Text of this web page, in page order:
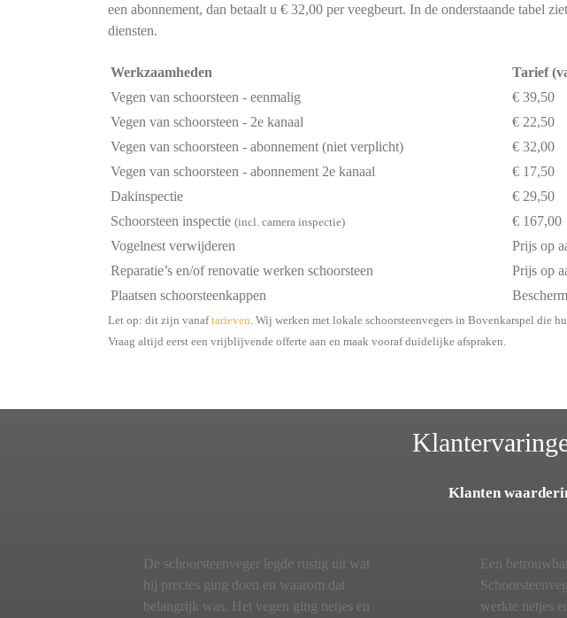
een abonnement, dan betaalt u € 32,00 per veegbeurt. In de onderstaande tabel
diensten.
Werkzaamheden
Tarief
Vegen van schoorsteen - eenmalig
€ 39,50
Vegen van schoorsteen - 2e kanaal
€ 22,50
Vegen van schoorsteen - abonnement (niet verplicht)
€ 32,00
Vegen van schoorsteen - abonnement 2e kanaal
€ 17,50
Dakinspectie
€ 29,50
Schoorsteen inspectie (incl. camera inspectie)
€ 167,00
Vogelnest verwijderen
Prijs op
Reparatie’s en/of renovatie werken schoorsteen
Prijs op
Plaatsen schoorsteenkappen
Let op: dit zijn vanaftarieven . Wij werken met lokale schoorsteenvegers in Bovenkarspel die
Vraag altijd eerst een vrijblijvende offerte aan en maak vooraf duidelijke afspraken.
Klanten
De schoorsteenveger legde rustig uit wat
hij precies ging doen en waarom dat
belangrijk was. Het vegen ging netjes en
Een
werkte netjes